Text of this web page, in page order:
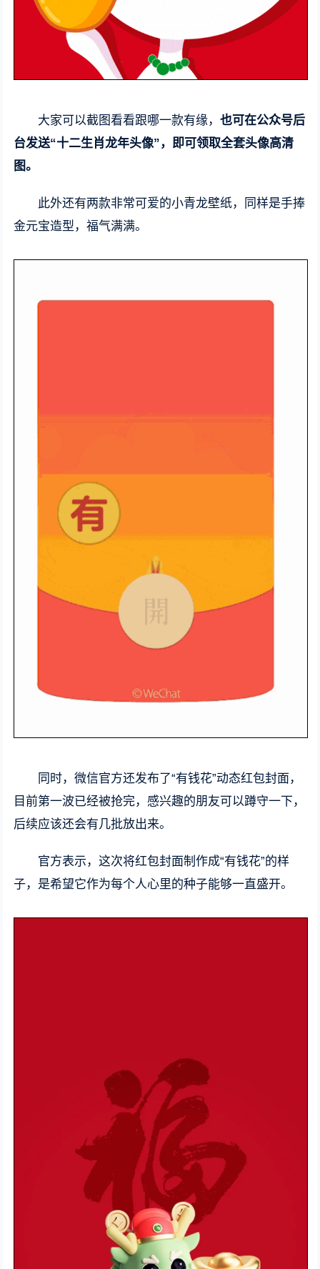
大家可以截图看看跟哪一款有缘，也可在公众号后
台发送“十二生肖龙年头像”，即可领取全套头像高清
图。
此外还有两款非常可爱的小青龙壁纸，同样是手捧
金元宝造型，福气满满。
同时，微信官方还发布了“有钱花”动态红包封面，
目前第一波已经被抢完，感兴趣的朋友可以蹲守一下，
后续应该还会有几批放出来。
官方表示，这次将红包封面制作成“有钱花”的样
子，是希望它作为每个人心里的种子能够一直盛开。